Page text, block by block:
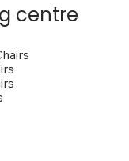
centre